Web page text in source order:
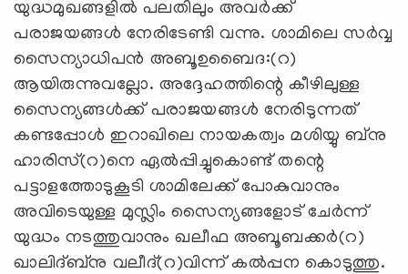
യുദ്ധമുഖങ്ങളില്‍ പലതിലും അവര്‍ക്ക്
പരാജയങ്ങള്‍ നേരിടേണ്ടി വന്നു. ശാമിലെ സര്‍വ്വ
സൈന്യാധിപന്‍ അബൂഉബൈദ:(റ)
ആയിരുന്നുവല്ലോ. അദ്ദേഹത്തിന്റെ കീഴിലുള്ള
സൈന്യങ്ങള്‍ക്ക് പരാജയങ്ങള്‍ നേരിടുന്നത്
കണ്ടപ്പോള്‍ ഇറാഖിലെ നായകത്വം മശിയ്യു ബ്‌നു
ഹാരിസ്(റ)നെ ഏല്‍പ്പിച്ചുകൊണ്ട് തന്റെ
പട്ടാളത്തോടുകൂടി ശാമിലേക്ക് പോകുവാനും
അവിടെയുള്ള മുസ്ലിം സൈന്യങ്ങളോട് ചേര്‍ന്ന്
യുദ്ധം നടത്തുവാനും ഖലീഫ അബൂബക്കര്‍(റ)
ഖാലിദ്ബ്‌നു വലീദ്(റ)വിന്ന് കല്‍പ്പന കൊടുത്തു.